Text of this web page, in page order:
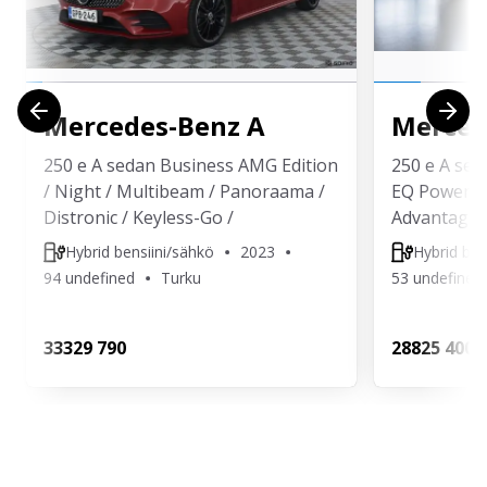
Mercedes-Benz A
250 e A sedan Business AMG Edition
/ Night / Multibeam / Panoraama /
Distronic / Keyless-Go /
Hybrid bensiini/sähkö
2023
94 undefined
Turku
33329 790
250 e A
EQ Power
Hybrid
53 undefined
28825 400